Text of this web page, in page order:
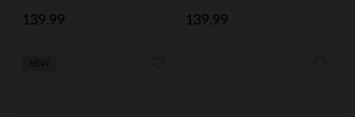
139.99 139.99